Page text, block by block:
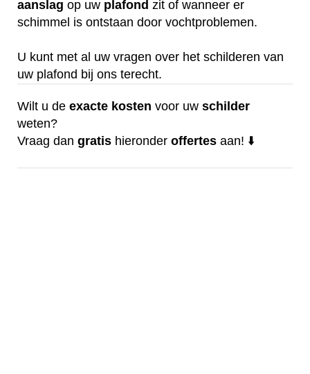
aanslag op uw plafond zit of wanneer er
schimmel is ontstaan door vochtproblemen.
U kunt met al uw vragen over het schilderen van
uw plafond bij ons terecht.
Wilt u de exacte kosten voor uw schilder
weten?
Vraag dan gratis hieronder offertes aan! ⬇️